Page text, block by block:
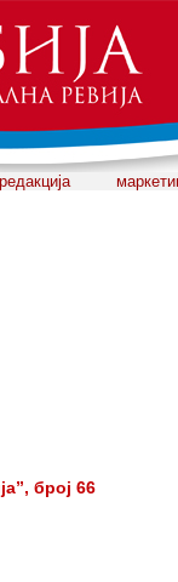
редакција
број 66